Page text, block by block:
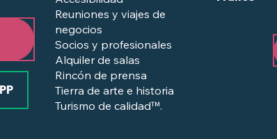
Reuniones y viajes de
negocios
Socios y profesionales
Alquiler de salas
Rincón de prensa
Tierra de arte e historia
Turismo de calidad™.